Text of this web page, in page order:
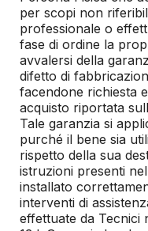
per scopi non
professionale o
fase di ordine la
avvalersi della
difetto di
facendone richiesta
acquisto riportata
Tale garanzia si
purché il bene sia
rispetto della sua
istruzioni presenti
installato
interventi di
effettuate da Tecnici